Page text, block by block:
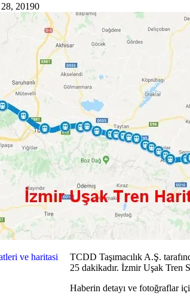
20190
TCDD Taşımacılık A.Ş.
25 dakikadır. İzmir Uşak Tren
Haberin detayı ve fotoğraflar